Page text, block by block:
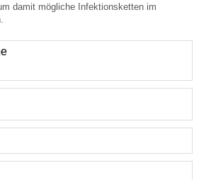
damit mögliche Infektionsketten im